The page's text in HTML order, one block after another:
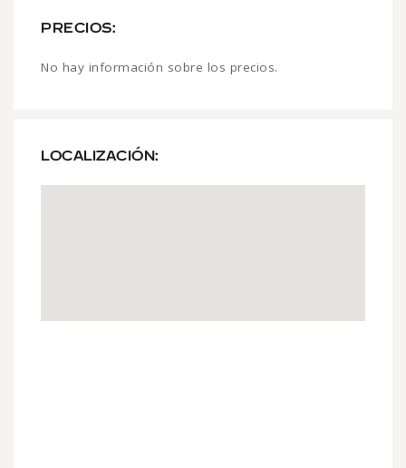
PRECIOS:
No hay información sobre los precios.
LOCALIZACIÓN: